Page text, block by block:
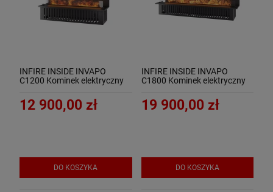
INFIRE INSIDE INVAPO
C1200 Kominek elektryczny
12 900,00 zł
DO KOSZYKA
INFIRE INSIDE INVAPO
C1800 Kominek elektryczny
19 900,00 zł
DO KOSZYKA